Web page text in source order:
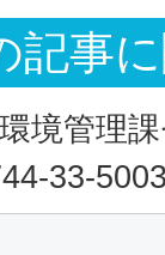
記事
境管理
33-5003